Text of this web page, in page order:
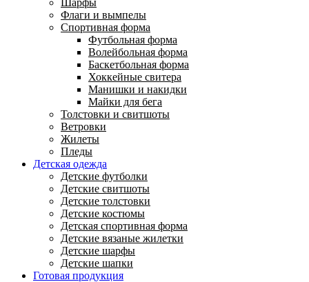
Флаги и вымпелы
Спортивная форма
Футбольная форма
Волейбольная форма
Баскетбольная форма
Хоккейные свитера
Манишки и накидки
Майки для бега
Толстовки и свитшоты
Ветровки
Жилеты
Пледы
Детская одежда
Детские футболки
Детские свитшоты
Детские толстовки
Детские костюмы
Детская спортивная форма
Детские вязаные жилетки
Детские шарфы
Детские шапки
Готовая продукция